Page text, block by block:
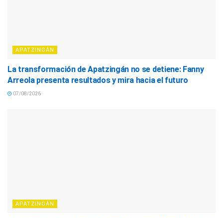
APATZINGÁN
La transformación de Apatzingán no se detiene: Fanny
Arreola presenta resultados y mira hacia el futuro
07/08/2026
APATZINGÁN